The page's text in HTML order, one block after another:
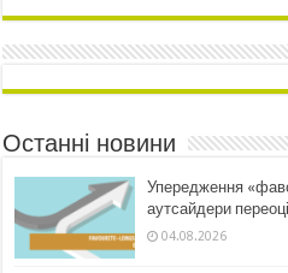
Останні новини
Упередження
аутсайдери
04.08.2026